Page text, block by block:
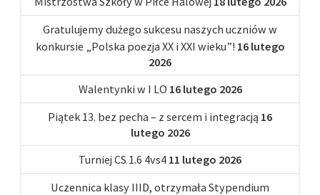
Gratulujemy dużego sukcesu naszych uczniów w
konkursie „Polska poezja XX i XXI wieku”! 16 lutego
2026
Walentynki w I LO 16 lutego 2026
Piątek 13. bez pecha – z sercem i integracją 16
lutego 2026
Turniej CS 1.6 4vs4 11 lutego 2026
Uczennica klasy IIID, otrzymała Stypendium